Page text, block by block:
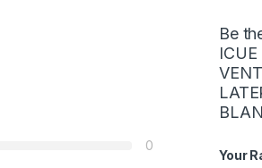
0
Be
Your